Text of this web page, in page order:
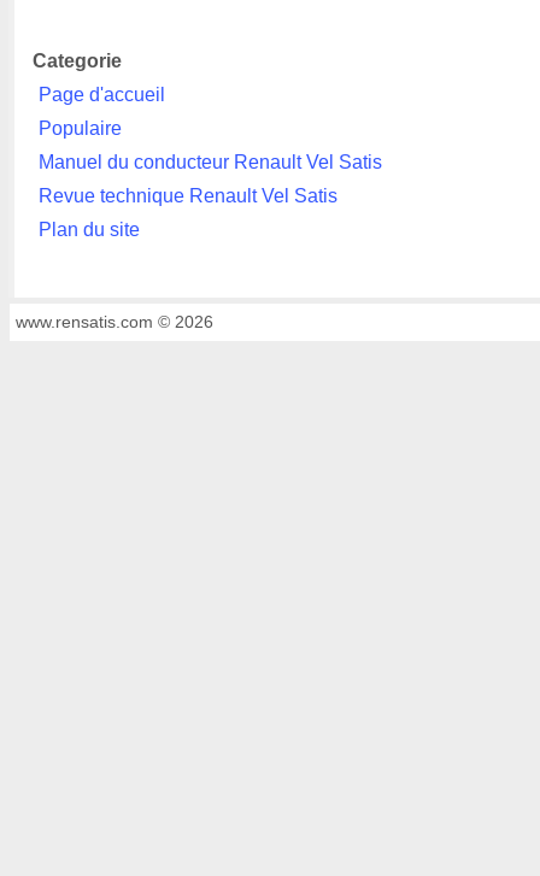
Categorie
Page d'accueil
Populaire
Manuel du conducteur Renault Vel Satis
Revue technique Renault Vel Satis
Plan du site
www.rensatis.com © 2026